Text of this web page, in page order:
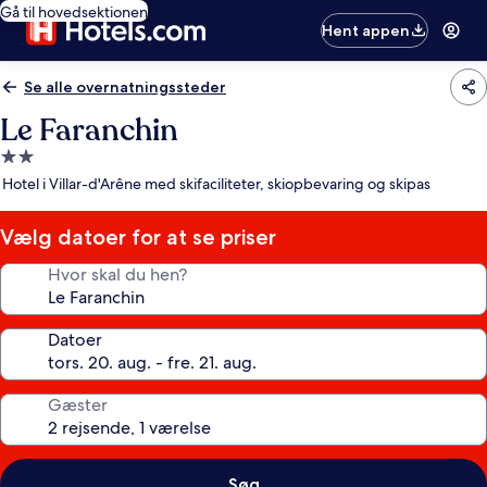
Gå til hovedsektionen
Hent appen
Se alle overnatningssteder
Le Faranchin
2.0-
stjernet
Hotel i Villar-d'Arêne med skifaciliteter, skiopbevaring og skipas
Vælg datoer for at se priser
Hvor skal du hen?
Datoer
Gæster